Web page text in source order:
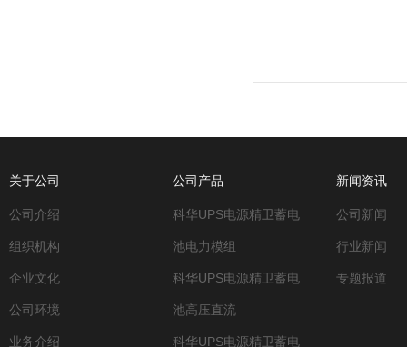
关于公司
公司介绍
组织机构
企业文化
公司环境
业务介绍
公司产品
科华UPS电源精卫蓄电
池电力模组
科华UPS电源精卫蓄电
池高压直流
科华UPS电源精卫蓄电
新闻资讯
公司新闻
行业新闻
专题报道